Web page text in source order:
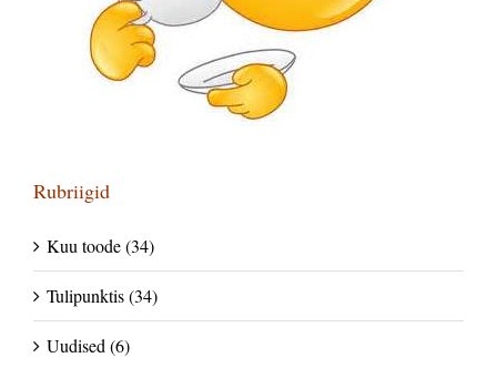
Rubriigid
Kuu toode (34)
Tulipunktis (34)
Uudised (6)